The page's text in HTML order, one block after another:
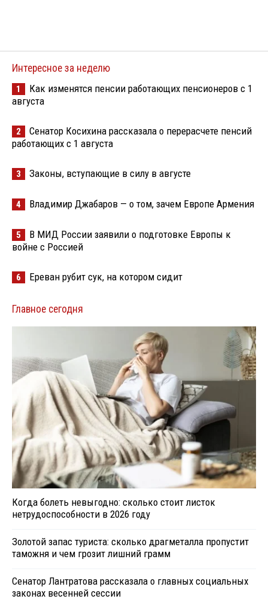
Интересное за неделю
1
Как изменятся пенсии работающих пенсионеров с 1
августа
2
Сенатор Косихина рассказала о перерасчете пенсий
работающих с 1 августа
3 Законы, вступающие в силу в августе
4 Владимир Джабаров — о том, зачем Европе Армения
5
В МИД России заявили о подготовке Европы к
войне с Россией
6 Ереван рубит сук, на котором сидит
Главное сегодня
Когда болеть невыгодно: сколько стоит листок
нетрудоспособности в 2026 году
Золотой запас туриста: сколько драгметалла пропустит
таможня и чем грозит лишний грамм
Сенатор Лантратова рассказала о главных социальных
законах весенней сессии